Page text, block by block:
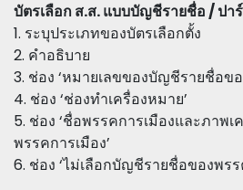
บัตรเลือก ส.ส. แบบบัญชีรายชื่อ / ปาร์
1. ระบุประเภทของบัตรเลือกตั้ง
2. คำอธิบาย
3. ช่อง ‘หมายเลขของบัญชีรายชื่อขอ
4. ช่อง ‘ช่องทำเครื่องหมาย’
5. ช่อง ‘ชื่อพรรคการเมืองและภาพเ
พรรคการเมือง’
6. ช่อง ‘ไม่เลือกบัญชีรายชื่อของพรร